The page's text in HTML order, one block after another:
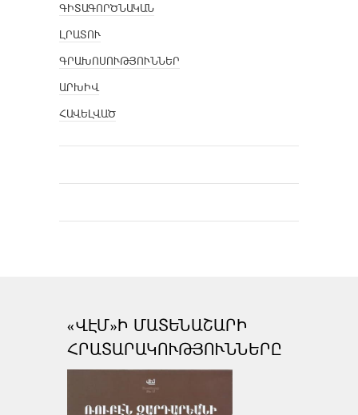
ԳԻՏԱԳՈՐԾՆԱԿԱՆ
ԼՐԱՏՈՒ
ԳՐԱԽՈՍՈՒԹՅՈՒՆՆԵՐ
ԱՐԽԻՎ
ՀԱՎԵԼՎԱԾ
«ՎԷՄ»Ի ՄԱՏԵՆԱՇԱՐԻ
ՀՐԱՏԱՐԱԿՈՒԹՅՈՒՆՆԵՐԸ